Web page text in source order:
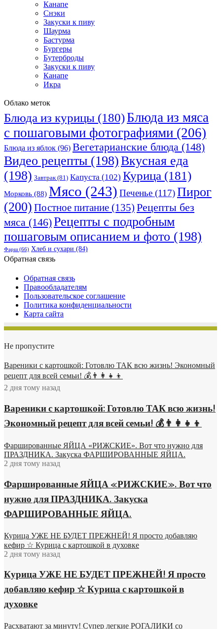
ликеры лимонад
вкусным нежным
кефир мандарин
крем для торта
блюда из теста
огурцы на зиму
супы с крупами
украшение блюд
винегрет салат
чеснок майонез
блюда из тыквы
свежей капусты
постные салаты
голени индейки
корица молотая
выпечка пироги
вкусный десерт
кофе по венски
пудра сахарная
кекс творожный
рыбная солянка
сырная закуска
булочки брауни
легко и просто
салат с языком
сливочное яйца
торт сметанный
морского окуня
роллы ромштекс
мускатный орех
любимый рецепт
сладкие салаты
яблоки сушеные
будет наполнен
простые салаты
овощи на гриле
творожный торт
омлет японский
салат с курицей
салат с грибами
овощей и грибов
постные рецепты
обеда или ужина
греческий салат
тесто для пиццы
рецепты выпечки
кабачки на зиму
салат из печени
печеночный торт
салат с фасолью
блины на молоке
бисквитный торт
салат из свеклы
картофеля блюда
десерты напитки
паста карбонара
Канапе
Снэки
Закуски к пиву
Шаурма
Бастурма
Бургеры
Бутерброды
Закуски к пиву
Канапе
Икра
Облако меток
Блюда из курицы (180)Блюда из мяса
с пошаговыми фотографиями (206)
Блюда из яблок (96) Вегетарианские блюда (148)
Видео рецепты (198)Вкусная еда
(198) Завтрак (81) Капуста (102) Курица (181)
Морковь (88) Мясо (243) Печенье (117)Пирог
(200) Постное питание (135) Рецепты без
мяса (146)Рецепты с подробным
пошаговым описанием и фото (198)
Фарш (66) Хлеб и сухари (84)
Обратная связь
Обратная связь
Правообладателям
Пользовательское соглашение
Политика конфиденциальности
Карта сайта
Не пропустите
Вареники с картошкой: Готовлю ТАК всю жизнь! Экономный
рецепт для всей семьи! 💰👨👩👧👦
2 дня тому назад
Вареники с картошкой: Готовлю ТАК всю жизнь!
Экономный рецепт для всей семьи! 💰👨👩👧👦
Фаршированные ЯЙЦА «РИЖСКИЕ». Вот что нужно для
ПРАЗДНИКА. Закуска ФАРШИРОВАННЫЕ ЯЙЦА.
2 дня тому назад
Фаршированные ЯЙЦА «РИЖСКИЕ». Вот что
нужно для ПРАЗДНИКА. Закуска
ФАРШИРОВАННЫЕ ЯЙЦА.
Курица УЖЕ НЕ БУДЕТ ПРЕЖНЕЙ! Я просто добавляю
кефир ☆ Курица с картошкой в духовке
2 дня тому назад
Курица УЖЕ НЕ БУДЕТ ПРЕЖНЕЙ! Я просто
добавляю кефир ☆ Курица с картошкой в
духовке
Расхватают за минуту! Супер легкие РОГАЛИКИ со